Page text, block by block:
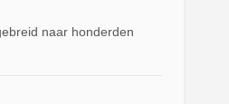
naar honderden